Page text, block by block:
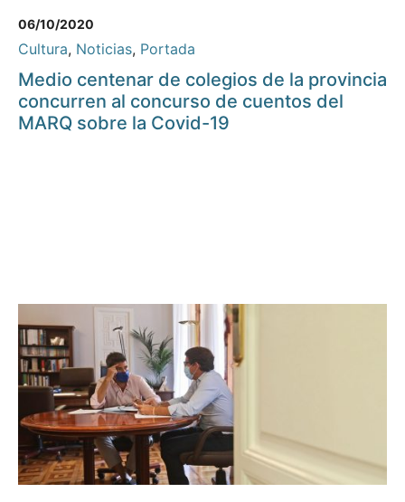
06/10/2020
Cultura, Noticias, Portada
Medio centenar de colegios de la provincia
concurren al concurso de cuentos del
MARQ sobre la Covid-19